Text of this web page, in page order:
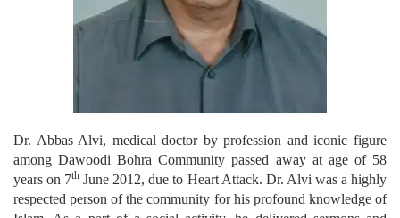
Dr. Abbas Alvi, medical doctor by profession and iconic figure
among Dawoodi Bohra Community passed away at age of 58
years on 7th June 2012, due to Heart Attack. Dr. Alvi was a highly
respected person of the community for his profound knowledge of